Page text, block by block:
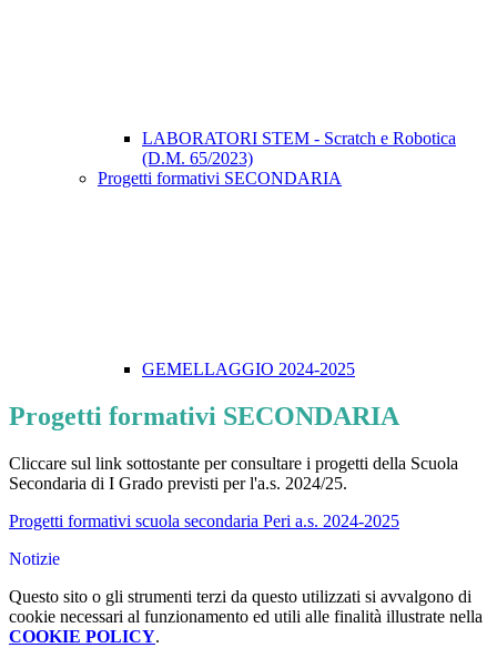
LABORATORI STEM - Scratch e Robotica
(D.M. 65/2023)
Progetti formativi SECONDARIA
GEMELLAGGIO 2024-2025
Progetti formativi SECONDARIA
Cliccare sul link sottostante per consultare i progetti della Scuola
Secondaria di I Grado previsti per l'a.s. 2024/25.
Progetti formativi scuola secondaria Peri a.s. 2024-2025
Notizie
Questo sito o gli strumenti terzi da questo utilizzati si avvalgono di
cookie necessari al funzionamento ed utili alle finalità illustrate nella
COOKIE POLICY.